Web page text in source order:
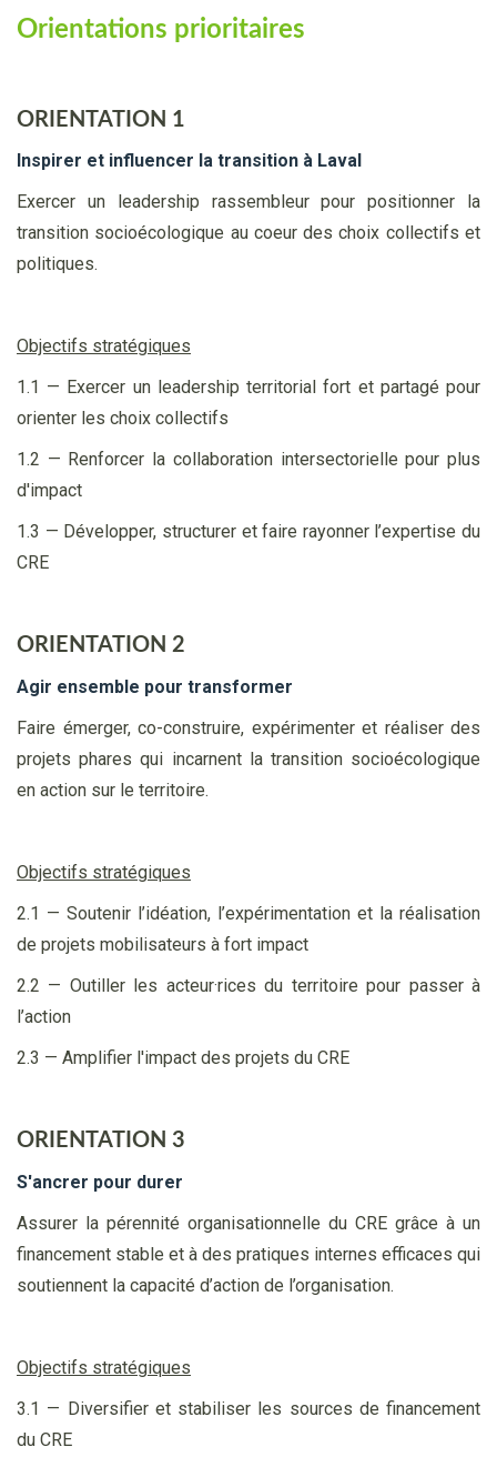
Orientations prioritaires
ORIENTATION 1
Inspirer et influencer la transition à Laval
Exercer un leadership rassembleur pour positionner la
transition socioécologique au coeur des choix collectifs et
politiques.
Objectifs stratégiques
1.1 — Exercer un leadership territorial fort et partagé pour
orienter les choix collectifs
1.2 — Renforcer la collaboration intersectorielle pour plus
d'impact
1.3 — Développer, structurer et faire rayonner l’expertise du
CRE
ORIENTATION 2
Agir ensemble pour transformer
Faire émerger, co-construire, expérimenter et réaliser des
projets phares qui incarnent la transition socioécologique
en action sur le territoire.
Objectifs stratégiques
2.1 — Soutenir l’idéation, l’expérimentation et la réalisation
de projets mobilisateurs à fort impact
2.2 — Outiller les acteur·rices du territoire pour passer à
l’action
2.3 — Amplifier l'impact des projets du CRE
ORIENTATION 3
S'ancrer pour durer
Assurer la pérennité organisationnelle du CRE grâce à un
financement stable et à des pratiques internes efficaces qui
soutiennent la capacité d’action de l’organisation.
Objectifs stratégiques
3.1 — Diversifier et stabiliser les sources de financement
du CRE